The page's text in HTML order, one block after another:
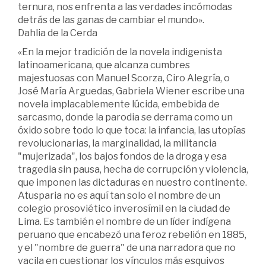
ternura, nos enfrenta a las verdades incómodas
detrás de las ganas de cambiar el mundo».
Dahlia de la Cerda
«En la mejor tradición de la novela indigenista
latinoamericana, que alcanza cumbres
majestuosas con Manuel Scorza, Ciro Alegría, o
José María Arguedas, Gabriela Wiener escribe una
novela implacablemente lúcida, embebida de
sarcasmo, donde la parodia se derrama como un
óxido sobre todo lo que toca: la infancia, las utopías
revolucionarias, la marginalidad, la militancia
"mujerizada", los bajos fondos de la droga y esa
tragedia sin pausa, hecha de corrupción y violencia,
que imponen las dictaduras en nuestro continente.
Atusparia no es aquí tan solo el nombre de un
colegio prosoviético inverosímil en la ciudad de
Lima. Es también el nombre de un líder indígena
peruano que encabezó una feroz rebelión en 1885,
y el "nombre de guerra" de una narradora que no
vacila en cuestionar los vínculos más esquivos